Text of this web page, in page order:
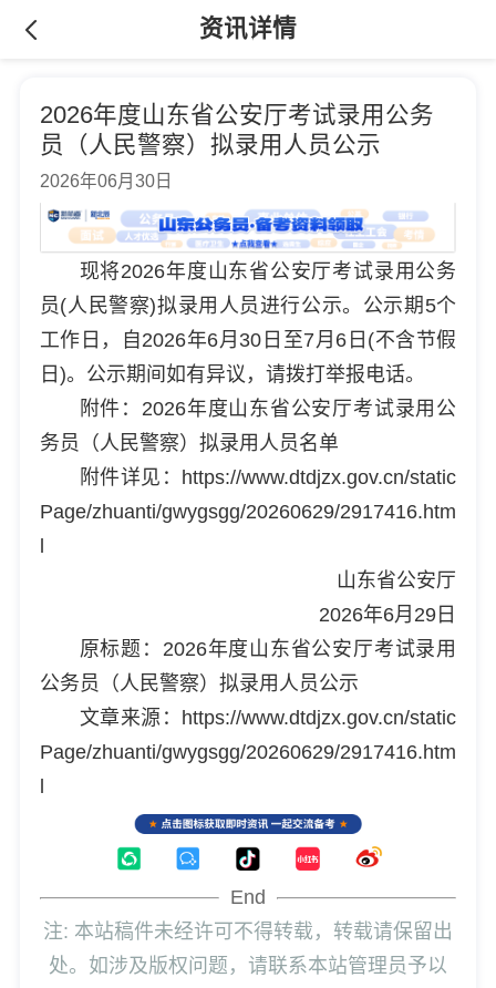
资讯详情
2026年度山东省公安厅考试录用公务
员（人民警察）拟录用人员公示
2026年06月30日
现将2026年度山东省公安厅考试录用公务
员(人民警察)拟录用人员进行公示。公示期5个
工作日，自2026年6月30日至7月6日(不含节假
日)。公示期间如有异议，请拨打举报电话。
附件：2026年度山东省公安厅考试录用公
务员（人民警察）拟录用人员名单
附件详见：https://www.dtdjzx.gov.cn/static
Page/zhuanti/gwygsgg/20260629/2917416.htm
l
山东省公安厅
2026年6月29日
原标题：2026年度山东省公安厅考试录用
公务员（人民警察）拟录用人员公示
文章来源：https://www.dtdjzx.gov.cn/static
Page/zhuanti/gwygsgg/20260629/2917416.htm
l
End
注: 本站稿件未经许可不得转载，转载请保留出
处。如涉及版权问题，请联系本站管理员予以